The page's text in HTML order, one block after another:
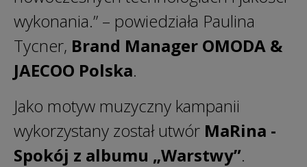
wykonania.” – powiedziała Paulina
Tycner, Brand Manager OMODA &
JAECOO Polska.
Jako motyw muzyczny kampanii
wykorzystany został utwór MaRina -
Spokój z albumu „Warstwy”.